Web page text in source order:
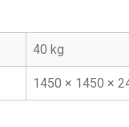
40 kg
1450 × 1450 ×